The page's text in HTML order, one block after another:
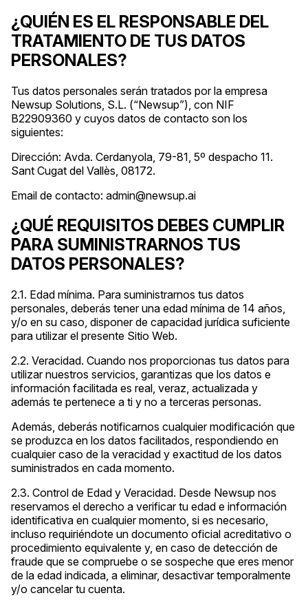
¿QUIÉN ES EL RESPONSABLE DEL
TRATAMIENTO DE TUS DATOS
PERSONALES?
Tus datos personales serán tratados por la empresa
Newsup Solutions, S.L. (“Newsup”), con NIF
B22909360 y cuyos datos de contacto son los
siguientes:
Dirección: Avda. Cerdanyola, 79-81, 5º despacho 11.
Sant Cugat del Vallès, 08172.
Email de contacto: admin@newsup.ai
¿QUÉ REQUISITOS DEBES CUMPLIR
PARA SUMINISTRARNOS TUS
DATOS PERSONALES?
2.1. Edad mínima. Para suministrarnos tus datos
personales, deberás tener una edad mínima de 14 años,
y/o en su caso, disponer de capacidad jurídica suficiente
para utilizar el presente Sitio Web.
2.2. Veracidad. Cuando nos proporcionas tus datos para
utilizar nuestros servicios, garantizas que los datos e
información facilitada es real, veraz, actualizada y
además te pertenece a ti y no a terceras personas.
Además, deberás notificarnos cualquier modificación que
se produzca en los datos facilitados, respondiendo en
cualquier caso de la veracidad y exactitud de los datos
suministrados en cada momento.
2.3. Control de Edad y Veracidad. Desde Newsup nos
reservamos el derecho a verificar tu edad e información
identificativa en cualquier momento, si es necesario,
incluso requiriéndote un documento oficial acreditativo o
procedimiento equivalente y, en caso de detección de
fraude que se compruebe o se sospeche que eres menor
de la edad indicada, a eliminar, desactivar temporalmente
y/o cancelar tu cuenta.